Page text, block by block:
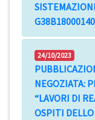
24/10/2023
NEGOZIATA:
“LAVORI DI
OSPITI DELLO